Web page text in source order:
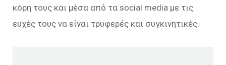
κòρη τους και μέσα από τα social media με τις
ευχές τους να είναι τρυφερές και συγκινητικές.